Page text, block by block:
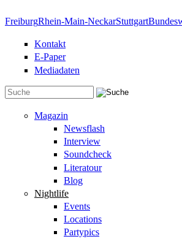
FreiburgRhein-Main-NeckarStuttgart
Kontakt
E-Paper
Mediadaten
Magazin
Newsflash
Interview
Soundcheck
Literatour
Blog
Nightlife
Events
Locations
Partypics